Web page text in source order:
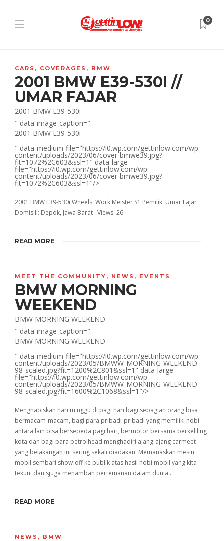
0
CARS , COVERAGES , BMW
2001 BMW E39-530I //
UMAR FAJAR
2001 BMW E39-530i
" data-image-caption="
2001 BMW E39-530i
" data-medium-file="https://i0.wp.com/gettinlow.com/wp-
content/uploads/2023/06/cover-bmwe39.jpg?
fit=1072%2C603&ssl=1" data-large-
file="https://i0.wp.com/gettinlow.com/wp-
content/uploads/2023/06/cover-bmwe39.jpg?
fit=1072%2C603&ssl=1"/>
2001 BMW E39-530i Wheels: Work Meister S1 Pemilik: Umar Fajar
Domisili: Depok, Jawa Barat Views: 26
READ MORE
MEET THE COMMUNITY , NEWS , EVENTS
BMW MORNING
WEEKEND
BMW MORNING WEEKEND
" data-image-caption="
BMW MORNING WEEKEND
" data-medium-file="https://i0.wp.com/gettinlow.com/wp-
content/uploads/2023/05/BMWW-MORNING-WEEKEND-
98-scaled.jpg?fit=1200%2C801&ssl=1" data-large-
file="https://i0.wp.com/gettinlow.com/wp-
content/uploads/2023/05/BMWW-MORNING-WEEKEND-
98-scaled.jpg?fit=1600%2C1068&ssl=1"/>
Menghabiskan hari minggu di pagi hari bagi sebagian orang bisa
bermacam-macam, bagi para pribadi-pribadi yang memiliki hobi
antara lain bisa bersepeda pagi hari, bermotor bersama berkeliling
kota dan bagi para petrolhead menghadiri ajang-ajang carmeet
yang belakangan ini sering sekali diadakan. Memanaskan mesin
mobil sembari show-off ke publik atas hasil hobi mobil yang kita
tekuni dan sjuga menambah pertemanan dalam dunia…
READ MORE
NEWS , BMW